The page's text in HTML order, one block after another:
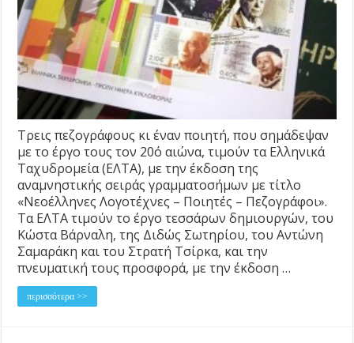
Τρεις πεζογράφους κι έναν ποιητή, που σημάδεψαν
με το έργο τους τον 20ό αιώνα, τιμούν τα Ελληνικά
Ταχυδρομεία (ΕΛΤΑ), με την έκδοση της
αναμνηστικής σειράς γραμματοσήμων με τίτλο
«Νεοέλληνες Λογοτέχνες – Ποιητές – Πεζογράφοι».
Τα ΕΛΤΑ τιμούν το έργο τεσσάρων δημιουργών, του
Κώστα Βάρναλη, της Διδώς Σωτηρίου, του Αντώνη
Σαμαράκη και του Στρατή Τσίρκα, και την
πνευματική τους προσφορά, με την έκδοση …
περισσότερα >>